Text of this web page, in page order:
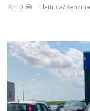
Km 0 Elettrica/Benzina